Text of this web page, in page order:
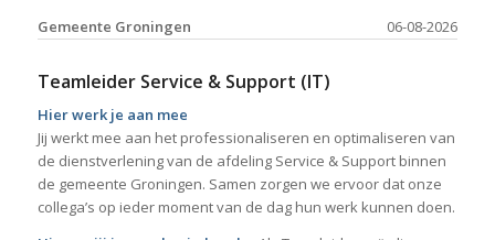
06-08-2026
Gemeente Groningen
Teamleider Service & Support (IT)
Hier werk je aan mee
Jij werkt mee aan het professionaliseren en optimaliseren van
de dienstverlening van de afdeling Service & Support binnen
de gemeente Groningen. Samen zorgen we ervoor dat onze
collega’s op ieder moment van de dag hun werk kunnen doen.